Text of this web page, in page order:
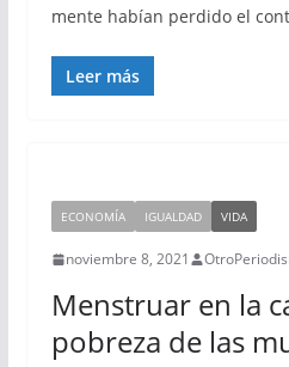
mente habían perdido el
Leer más
ECONOMÍA IGUALDAD VIDA
noviembre 8, 2021
Menstruar en la
pobreza de las